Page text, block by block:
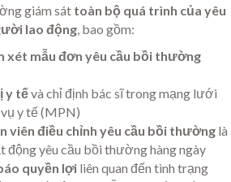
giám sát toàn bộ quá trình của yêu
lao động, bao gồm:
xét mẫu đơn yêu cầu bồi thường
y tếvà chỉ định bác sĩ trong mạng lưới
y tế (MPN)
viên điều chỉnh yêu cầu bồi thường là
động yêu cầu bồi thường hàng ngày
quyền lợi liên quan đến tình trạng